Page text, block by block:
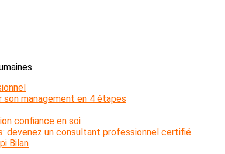
management en 4 étapes
confiance en soi
devenez un consultant professionnel certifié
Bilan